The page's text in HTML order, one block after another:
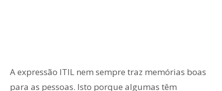
A expressão ITIL nem sempre traz memórias boas
para as pessoas. Isto porque algumas têm